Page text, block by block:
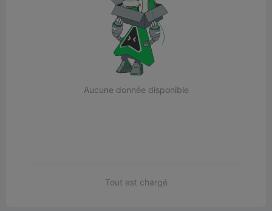
Aucune donnée disponible
Tout est chargé